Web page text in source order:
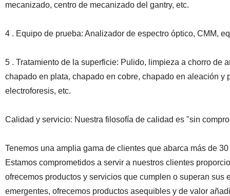
mecanizado, centro de mecanizado del gantry, etc.
4 . Equipo de prueba: Analizador de espectro óptico, CMM,
5 . Tratamiento de la superficie: Pulido, limpieza a chorro de
chapado en plata, chapado en cobre, chapado en aleación
electroforesis, etc.
Calidad y servicio: Nuestra filosofía de calidad es "sin
Tenemos una amplia gama de clientes que abarca más de
Estamos comprometidos a servir a nuestros clientes
ofrecemos productos y servicios que cumplen o superan
emergentes, ofrecemos productos asequibles y de valor